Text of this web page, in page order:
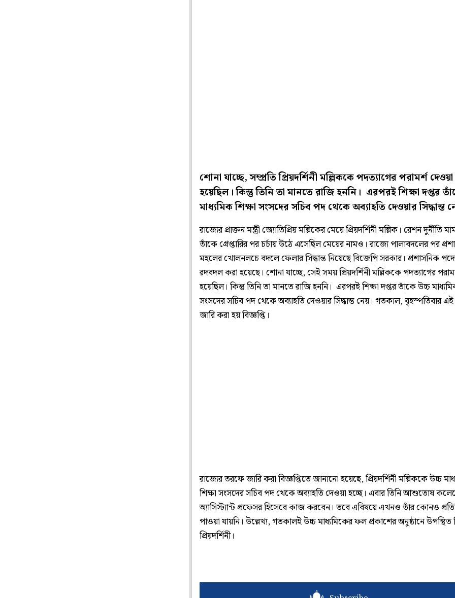
শোনা যাচ্ছে, সম্প্রতি প্রিয়দর্শিনী মল্লিককে পদত্যাগের পরামর্শ দেওয়া
হয়েছিল। কিন্তু তিনি তা মানতে রাজি হননি। এরপরই শিক্ষা দপ্তর
মাধ্যমিক শিক্ষা সংসদের সচিব পদ থেকে অব্যাহতি দেওয়ার সিদ্ধান্ত
রাজ্যের প্রাক্তন মন্ত্রী জ্যোতিপ্রিয় মল্লিকের মেয়ে প্রিয়দর্শিনী মল্লিক। রেশন দুর্নীতি
তাঁকে গ্রেপ্তারির পর চর্চায় উঠে এসেছিল মেয়ের নামও। রাজ্যে পালাবদলের পর
মহলের খোলনলচে বদলে ফেলার সিদ্ধান্ত নিয়েছে বিজেপি সরকার। প্রশাসনিক
রদবদল করা হয়েছে। শোনা যাচ্ছে, সেই সময় প্রিয়দর্শিনী মল্লিককে পদত্যাগের
হয়েছিল। কিন্তু তিনি তা মানতে রাজি হননি। এরপরই শিক্ষা দপ্তর তাঁকে উচ্চ
সংসদের সচিব পদ থেকে অব্যাহতি দেওয়ার সিদ্ধান্ত নেয়। গতকাল, বৃহস্পতিবার এই
জারি করা হয় বিজ্ঞপ্তি।
রাজ্যের তরফে জারি করা বিজ্ঞপ্তিতে জানানো হয়েছে, প্রিয়দর্শিনী মল্লিককে উচ্চ
শিক্ষা সংসদের সচিব পদ থেকে অব্যাহতি দেওয়া হচ্ছে। এবার তিনি আশুতোষ
অ্যাসিস্ট্যান্ট প্রফেসর হিসেবে কাজ করবেন। তবে এবিষয়ে এখনও তাঁর কোনও
পাওয়া যায়নি। উল্লেখ্য, গতকালই উচ্চ মাধ্যমিকের ফল প্রকাশের অনুষ্ঠানে উপস্থিত
প্রিয়দর্শিনী।